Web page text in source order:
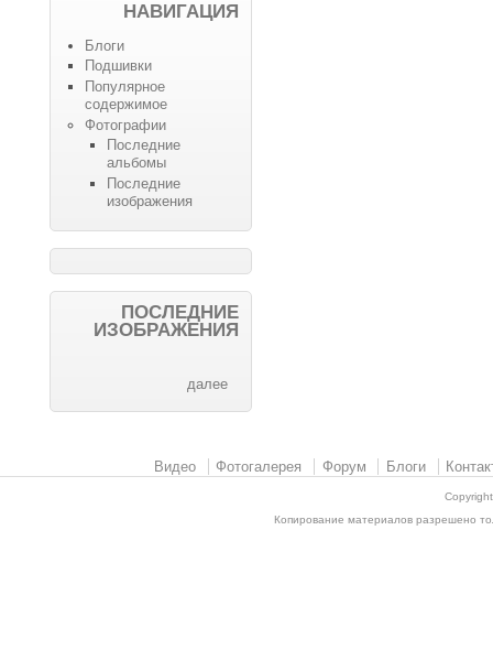
НАВИГАЦИЯ
Блоги
Подшивки
Популярное
содержимое
Фотографии
Последние
альбомы
Последние
изображения
ПОСЛЕДНИЕ
ИЗОБРАЖЕНИЯ
далее
Видео Фотогалерея Форум Блоги
Копирование материалов разрешено